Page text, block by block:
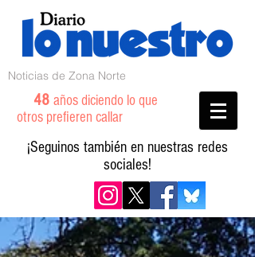
Noticias de Zona Norte
48 años diciendo lo que
otros prefieren callar
¡Seguinos también en nuestras redes
sociales!